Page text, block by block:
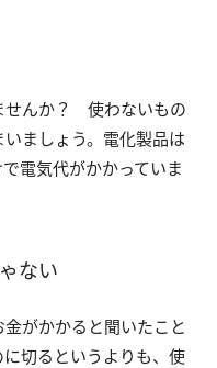
せんか？ 使わないもの
ましょう。電化製品は
電気代がかかっていま
ない
がかかると聞いたこと
切るというよりも、使